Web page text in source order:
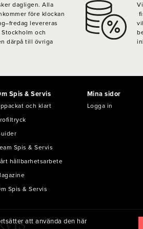
dagligen. Alla
före klockan
levereras
Stockholm och
därpå till övriga
Spis & Servis
och klart
Spis & Servis
hållbarhetsarbete
Spis & Servis
Mina sidor
Logga in
att använda den här